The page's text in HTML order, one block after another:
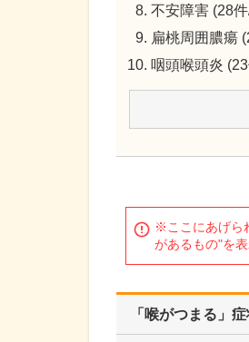
不安障害 (28
扁桃周囲膿瘍
咽頭喉頭炎
※ここにあげら
があるもの"を
「喉がつまる」